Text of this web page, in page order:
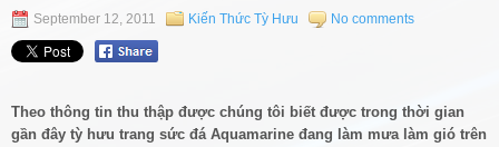
September 12, 2011 Kiến Thức Tỳ Hưu No comments
Theo thông tin thu thập được chúng tôi biết được trong thời gian
gần đây tỳ hưu trang sức đá Aquamarine đang làm mưa làm gió trên